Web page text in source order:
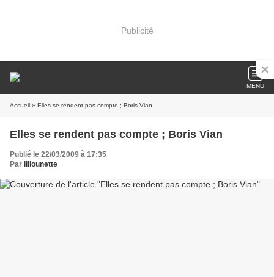
Publicité
MENU
Accueil » Elles se rendent pas compte ; Boris Vian
Elles se rendent pas compte ; Boris Vian
Publié le 22/03/2009 à 17:35
Par lillounette